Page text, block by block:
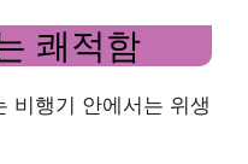
쾌적함
비행기 안에서는 위생